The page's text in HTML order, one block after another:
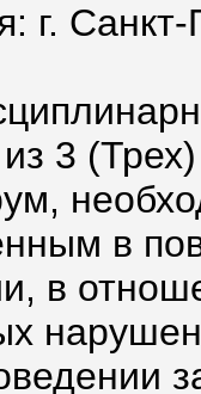
г.
3
в
в